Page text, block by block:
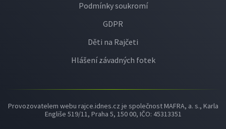
Podmínky soukromí
GDPR
Děti na Rajčeti
Hlášení závadných fotek
Provozovatelem webu rajce.idnes.cz je společnost MAFRA, a. s., Karla
Engliše 519/11, Praha 5, 150 00, IČO: 45313351